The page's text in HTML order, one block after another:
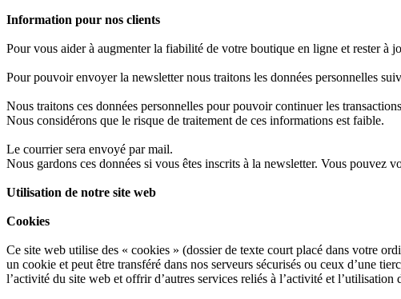
Information pour nos clients
Pour vous aider à augmenter la fiabilité de votre boutique en ligne et rester à
Pour pouvoir envoyer la newsletter nous traitons les données personnelles
Nous traitons ces données personnelles pour pouvoir continuer les
Nous considérons que le risque de traitement de ces informations est faible.
Le courrier sera envoyé par mail.
Nous gardons ces données si vous êtes inscrits à la newsletter. Vous pouvez
Utilisation de notre site web
Cookies
Ce site web utilise des « cookies » (dossier de texte court placé dans votre
un cookie et peut être transféré dans nos serveurs sécurisés ou ceux d’une
l’activité du site web et offrir d’autres services reliés à l’activité et l’utilisation